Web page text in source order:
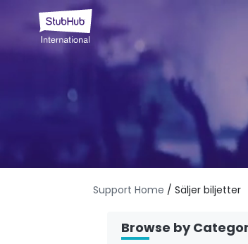
Support Home / Säljer biljetter
Browse by